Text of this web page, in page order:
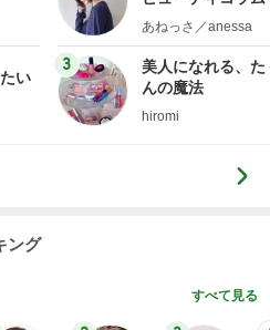
い
little
あねっさ／anessa
3
美人になれる、た
んの魔法
hiromi
ング
すべて見る